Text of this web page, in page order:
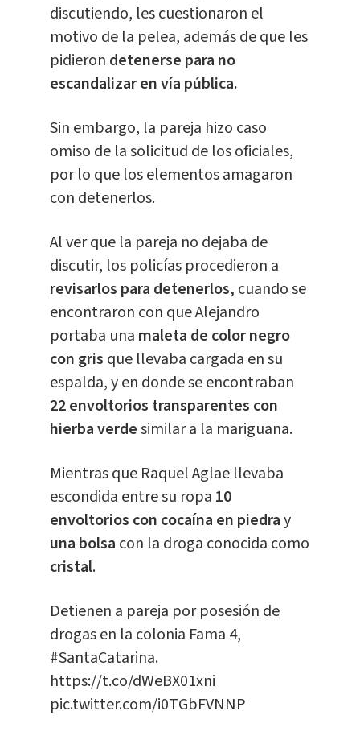
discutiendo, les cuestionaron el
motivo de la pelea, además de que les
pidieron detenerse para no
escandalizar en vía pública.
Sin embargo, la pareja hizo caso
omiso de la solicitud de los oficiales,
por lo que los elementos amagaron
con detenerlos.
Al ver que la pareja no dejaba de
discutir, los policías procedieron a
revisarlos para detenerlos, cuando se
encontraron con que Alejandro
portaba una maleta de color negro
con gris que llevaba cargada en su
espalda, y en donde se encontraban
22 envoltorios transparentes con
hierba verdesimilar a la mariguana.
Mientras que Raquel Aglae llevaba
escondida entre su ropa 10
envoltorios con cocaína en piedray
una bolsa con la droga conocida como
cristal.
Detienen a pareja por posesión de
drogas en la colonia Fama 4,
#SantaCatarina.
https://t.co/dWeBX01xni
pic.twitter.com/i0TGbFVNNP